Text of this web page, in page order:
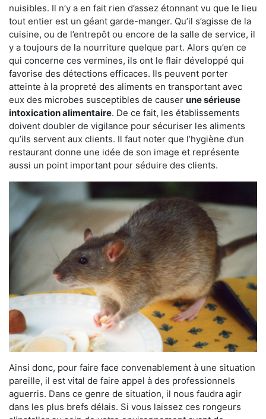
nuisibles. Il n’y a en fait rien d’assez étonnant vu que le lieu
tout entier est un géant garde-manger. Qu’il s’agisse de la
cuisine, ou de l’entrepôt ou encore de la salle de service, il
y a toujours de la nourriture quelque part. Alors qu’en ce
qui concerne ces vermines, ils ont le flair développé qui
favorise des détections efficaces. Ils peuvent porter
atteinte à la propreté des aliments en transportant avec
eux des microbes susceptibles de causer une sérieuse
intoxication alimentaire. De ce fait, les établissements
doivent doubler de vigilance pour sécuriser les aliments
qu’ils servent aux clients. Il faut noter que l’hygiène d’un
restaurant donne une idée de son image et représente
aussi un point important pour séduire des clients.
Ainsi donc, pour faire face convenablement à une situation
pareille, il est vital de faire appel à des professionnels
aguerris. Dans ce genre de situation, il nous faudra agir
dans les plus brefs délais. Si vous laissez ces rongeurs